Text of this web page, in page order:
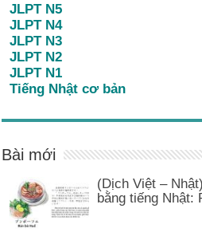
JLPT N5
JLPT N4
JLPT N3
JLPT N2
JLPT N1
Tiếng Nhật cơ bản
Bài mới
(Dịch Việt –
bằng tiếng Nhật: